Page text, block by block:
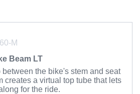
M
Beam LT
the bike's stem and seat
creates a virtual top tube that lets
for the ride.